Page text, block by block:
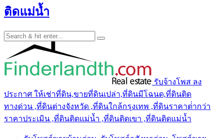
ติดแม่น้ำ
รับจ้างโพส ลง
ประกาศ ให้เช่าที่ดิน,ขายที่ดินเปล่า,ที่ดินมีโฉนด,ที่ดินติด
ทางด่วน ,ที่ดินต่างจังหวัด ,ที่ดินใกล้กรุงเทพ ,ที่ดินราคาต่ํากว่า
ราคาประเมิน ,ที่ดินติดแม่น้ำ ,ที่ดินติดเขา ,ที่ดินติดแม่น้ำ